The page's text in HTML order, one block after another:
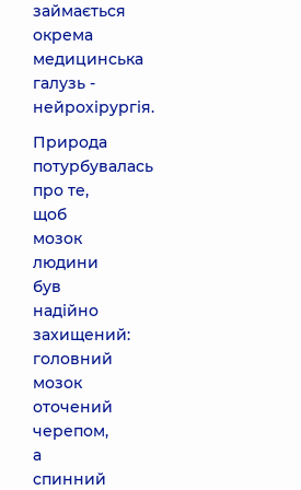
займається
окрема
медицинська
галузь -
нейрохірургія.
Природа
потурбувалась
про те,
щоб
мозок
людини
був
надійно
захищений:
головний
мозок
оточений
черепом,
а
спинний